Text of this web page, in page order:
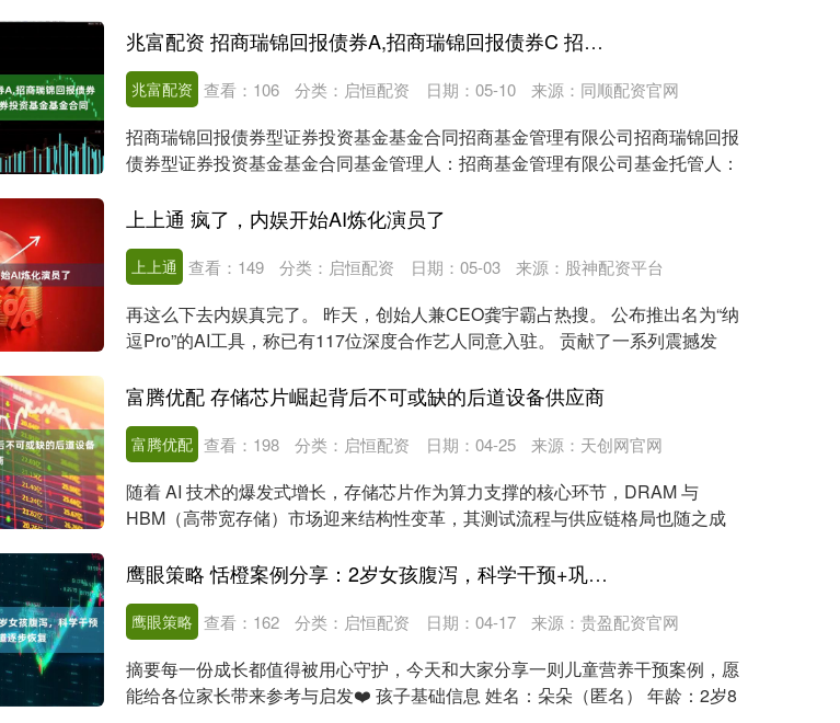
兆富配资 招商瑞锦回报债券A,招商瑞锦回报债券C 招商瑞锦回报债券型证券投资基金基金合同
兆富配资 日期：05-10 来源：同顺配资官网
查看： 106 分类： 启恒配资
招商瑞锦回报债券型证券投资基金基金合同招商基金管理有限公司招商瑞锦回报
债券型证券投资基金基金合同基金管理人：招商基金管理有限公司基金托管人：
上上通 疯了，内娱开始AI炼化演员了
上上通 日期：05-03 来源：股神配资平台
查看： 149 分类： 启恒配资
再这么下去内娱真完了。 昨天，创始人兼CEO龚宇霸占热搜。 公布推出名为“纳
逗Pro”的AI工具，称已有117位深度合作艺人同意入驻。 贡献了一系列震撼发
富腾优配 存储芯片崛起背后不可或缺的后道设备供应商
富腾优配 日期：04-25 来源：天创网官网
查看： 198 分类： 启恒配资
随着 AI 技术的爆发式增长，存储芯片作为算力支撑的核心环节，DRAM 与
HBM（高带宽存储）市场迎来结构性变革，其测试流程与供应链格局也随之成
鹰眼策略 恬橙案例分享：2岁女孩腹泻，科学干预+巩固调理，肠道逐步恢复
鹰眼策略 日期：04-17 来源：贵盈配资官网
查看： 162 分类： 启恒配资
摘要每一份成长都值得被用心守护，今天和大家分享一则儿童营养干预案例，愿
能给各位家长带来参考与启发❤️ 孩子基础信息 姓名：朵朵（匿名） 年龄：2岁8